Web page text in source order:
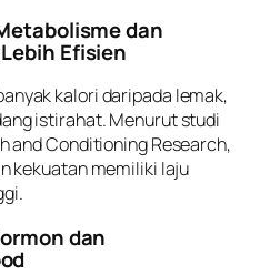
dan
Efisien
kalori daripada lemak,
istirahat. Menurut studi
and Conditioning Research,
kekuatan memiliki laju
dan